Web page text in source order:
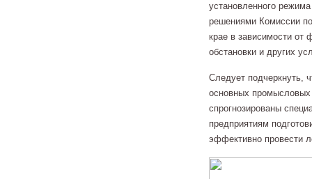
установленного
решениями Комиссии
крае в зависимости от
обстановки и других
Следует подчеркнуть,
основных промысловых
спрогнозированы
предприятиям
эффективно провести